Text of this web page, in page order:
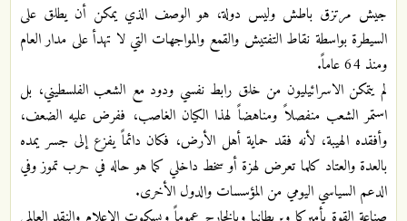
جيش مرتزق باطش وليس دولة، هو الوصف الذي يمكن أن يطلق على
السيطرة بواسطة نقاط التفتيش والقمع والمواجهات التي لا تهدأ على مدار العام
ومنذ 64 عاماً.
لم يتمكن الاسرائيليون من خلق رابط نفسي ودود مع الشعب الفلسطيني، بل
استمر الشعب منفصلاً ومناهضاً لهذا الكيان الغاصب، ففرض عليه الضعف،
وأفقده الهيبة، لأنه فقد حماية أهل الأرض، فكان دائماً يفزع إلى جسر يمده
بالعدة والعتاد كلما تعرض لهزة أو سخط داخلي كما هو حاله في حرب تموز وفي
الدعم السياسي اليومي من المؤسسات والدول الأخرى.